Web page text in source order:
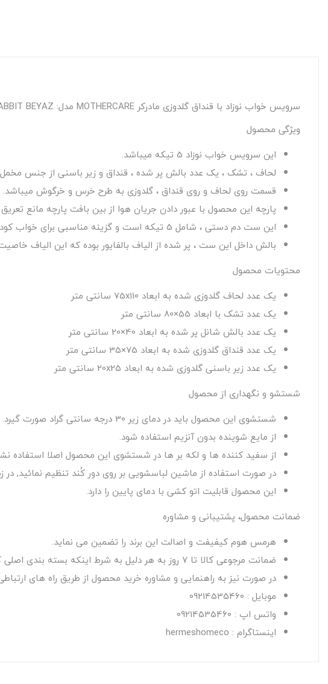
سرویس خواب نوزاد با قنداق گلدوزی مادرکر MOTHERCARE مدل: BEAR AND RABBIT BEYAZ
ویژگی محصول
این سرویس خواب نوزاد 5 تیکه میباشد.
لحاف ، تشک ، یک عدد بالش پر شده ، قنداق و زیر باسنی از جنس
قسمت روی لحاف و روی قنداق ، گلدوزی به طرح خرس و خرگوش میباشد.
پارچه این محصول با عبور دادن جریان هوا از بین بافت پارچه مانع
این ست دم دستی ، شامل 5 تیکه است و گزینه مناسبی برای خواب کودک شما میباشد.
بالش داخل این ست ، پر شده از الیاف بالفایور بوده که این الیاف
محتویات محصول
یک عدد لحاف گلدوزی شده به ابعاد 75x110 سانتی متر
یک عدد تشک با ابعاد 55×80 سانتی متر
یک عدد بالش شانل پر شده به ابعاد 40×20 سانتی متر
یک عدد قنداق گلدوزی شده به ابعاد 75×35 سانتی متر
یک عدد زیر باسنی گلدوزی شده به ابعاد 20x25 سانتی متر
شستشو و نگهداری از محصول
شستشوی این محصول باید در دمای زیر 30 درجه سانتی گراد صورت گیرد.
از مایع شوینده بدون آنزیم استفاده شود.
از سفید کننده ها و لکه بر ها در شستشوی این محصول اصلا استفاده
در صورت استفاده از ماشین لباسشویی بر روی دور کُند تنظیم نمائید,
این محصول قابلیت اتو کشی با دمای پایین را دارد.
ضمانت محصول، پشتیبانی و مشاوره
هرمس هوم کیفیفت و اصالت این برند را تضمین می نماید.
ضمانت مرجوعی کالا تا 7 روز به هر دلیل به شرط اینکه بسته بندی اصلی کالا آسیب نبیند و از محتویات آن استفاده نشده باشد.
در صورت نیز به راهنمایی و مشاوره خرید محصول از طریق راه های ارتباطی
موبایل : 09214535460
واتس اپ : 09214535460
اینستاگرام : hermeshomeco